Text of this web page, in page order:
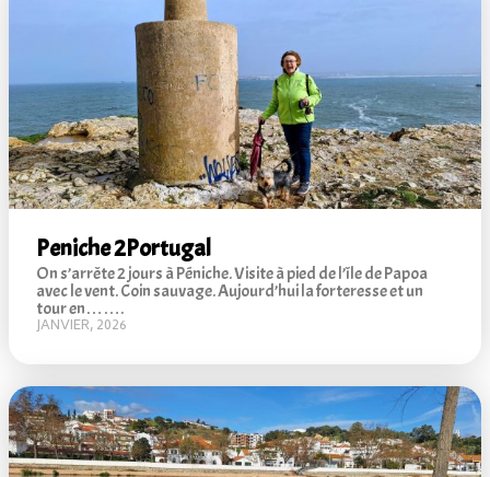
Peniche 2Portugal
On s’arrête 2 jours à Péniche. Visite à pied de l’île de Papoa
avec le vent. Coin sauvage. Aujourd’hui la forteresse et un
tour en…….
JANVIER, 2026